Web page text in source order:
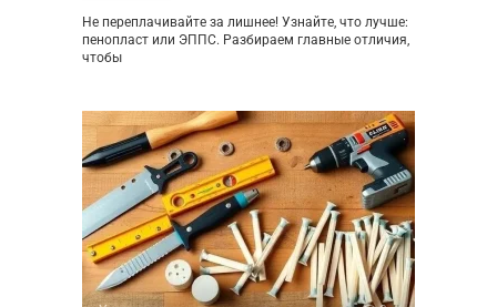
Не переплачивайте за лишнее! Узнайте, что лучше:
пенопласт или ЭППС. Разбираем главные отличия,
чтобы